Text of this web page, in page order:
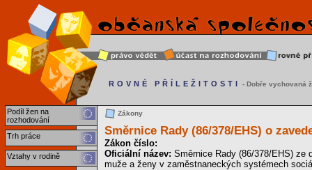
Podíl žen na
rozhodování
Trh práce
Vztahy v rodině
ROVNÉ PŘÍLEŽITOSTI - Dobře vychovaná
Zákony
Směrnice Rady (86/378/EHS) o
Zákon číslo:
Oficiální název: Směrnice Rady (86/378/EHS) ze
muže a ženy v zaměstnaneckých systémech